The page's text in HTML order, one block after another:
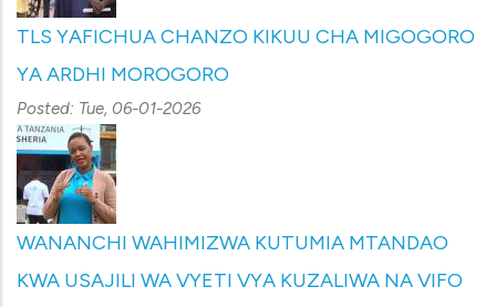
TLS YAFICHUA CHANZO KIKUU CHA MIGOGORO
YA ARDHI MOROGORO
Posted: Tue, 06-01-2026
WANANCHI WAHIMIZWA KUTUMIA MTANDAO
KWA USAJILI WA VYETI VYA KUZALIWA NA VIFO